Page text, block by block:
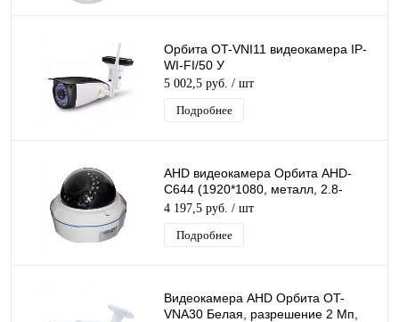
Орбита OT-VNI11 видеокамера IP-
WI-FI/50 У
5 002,5 руб. / шт
Подробнее
AHD видеокамера Орбита AHD-
C644 (1920*1080, металл, 2.8-
12мм)/20
4 197,5 руб. / шт
Подробнее
Видеокамера AHD Орбита OT-
VNA30 Белая, разрешение 2 Mп,